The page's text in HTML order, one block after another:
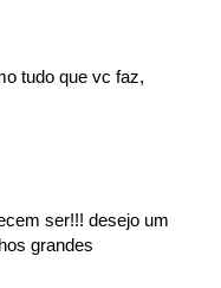
tudo que vc faz,
ser!!! desejo um
grandes